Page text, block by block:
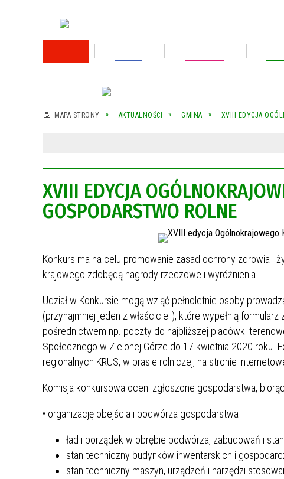
Rok 2025
Wykaz nieruchomości przeznaczonej do
sprzedaży
Rok 2022
Rok 2021
Rok 2020
MAPA STRONY AKTUALNOŚCI GMINA XVIII EDYCJA
XVIII EDYCJA
GOSPODARSTWO ROLNE
Konkurs ma na celu promowanie zasad ochrony zdrowia
krajowego zdobędą nagrody rzeczowe i wyróżnienia.
Udział w Konkursie mogą wziąć pełnoletnie osoby
(przynajmniej jeden z właścicieli), które wypełnią
pośrednictwem np. poczty do najbliższej placówki
Społecznego w Zielonej Górze do 17 kwietnia 2020 roku.
regionalnych KRUS, w prasie rolniczej, na stronie
Komisja konkursowa oceni zgłoszone gospodarstwa,
• organizację obejścia i podwórza gospodarstwa
ład i porządek w obrębie podwórza, zabudowań i
stan techniczny budynków inwentarskich i
stan techniczny maszyn, urządzeń i narzędzi